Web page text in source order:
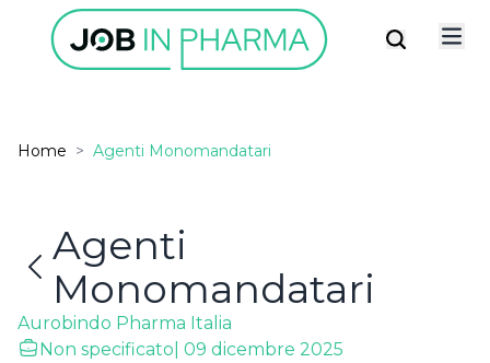
Possiedi già un account?
Home > Agenti Monomandatari
Agenti
Monomandatari
Aurobindo Pharma Italia
Non specificato | 09 dicembre 2025
ISCRIVITI ALLA
newsletter